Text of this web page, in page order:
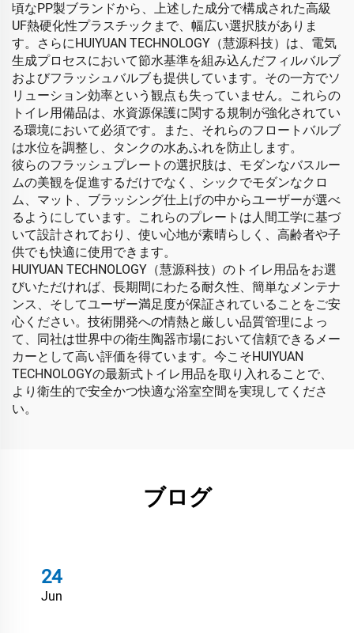
頃なPP製ブランドから、上述した成分で構成された高級
UF熱硬化性プラスチックまで、幅広い選択肢がありま
す。さらにHUIYUAN TECHNOLOGY（慧源科技）は、電気
生成プロセスにおいて節水基準を組み込んだフィルバルブ
およびフラッシュバルブも提供しています。その一方でソ
リューション効率という観点も失っていません。これらの
トイレ用備品は、水資源保護に関する規制が強化されてい
る環境において必須です。また、それらのフロートバルブ
は水位を調整し、タンクの水あふれを防止します。
彼らのフラッシュプレートの選択肢は、モダンなバスルー
ムの美観を促進するだけでなく、シックでモダンなクロ
ム、マット、ブラッシング仕上げの中からユーザーが選べ
るようにしています。これらのプレートは人間工学に基づ
いて設計されており、使い心地が素晴らしく、高齢者や子
供でも快適に使用できます。
HUIYUAN TECHNOLOGY（慧源科技）のトイレ用品をお選
びいただければ、長期間にわたる耐久性、簡単なメンテナ
ンス、そしてユーザー満足度が保証されていることをご安
心ください。技術開発への情熱と厳しい品質管理によっ
て、同社は世界中の衛生陶器市場において信頼できるメー
カーとして高い評価を得ています。今こそHUIYUAN
TECHNOLOGYの最新式トイレ用品を取り入れることで、
より衛生的で安全かつ快適な浴室空間を実現してくださ
い。
ブログ
24
Jun